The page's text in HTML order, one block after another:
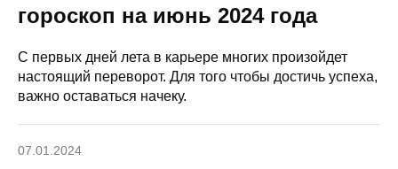
гороскоп на июнь 2024 года
С первых дней лета в карьере многих произойдет
настоящий переворот. Для того чтобы достичь успеха,
важно оставаться начеку.
07.01.2024